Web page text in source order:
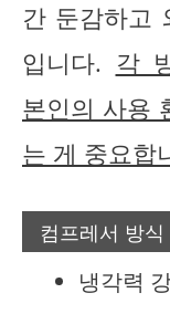
간 둔감하고
입니다. 각
본인의 사용
는 게 중요합
컴프레서 방식
냉각력